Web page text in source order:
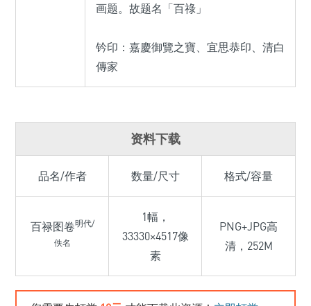
画题。故题名「百祿」
钤印：嘉慶御覽之寶、宜思恭印、清白
傳家
资料下载
品名/作者 数量/尺寸 格式/容量
百禄图卷明代/
佚名
1幅，
33330×4517像
素
PNG+JPG高
清，252M